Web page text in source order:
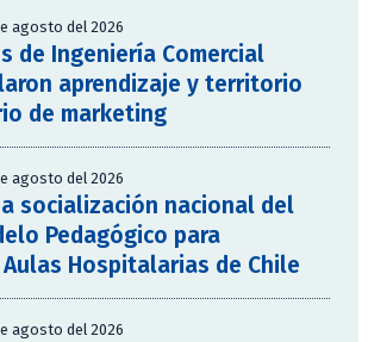
agosto del 2026
de Ingeniería Comercial
aprendizaje y territorio
de marketing
agosto del 2026
socialización nacional del
Pedagógico para
Aulas Hospitalarias de Chile
agosto del 2026